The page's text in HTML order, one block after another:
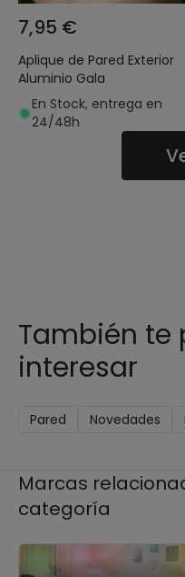
7,95 €
Aplique de Pared Exterior
Aluminio Gala
En Stock, entrega en
24/48h
También te
interesar
Pared Novedades
Marcas
categoría